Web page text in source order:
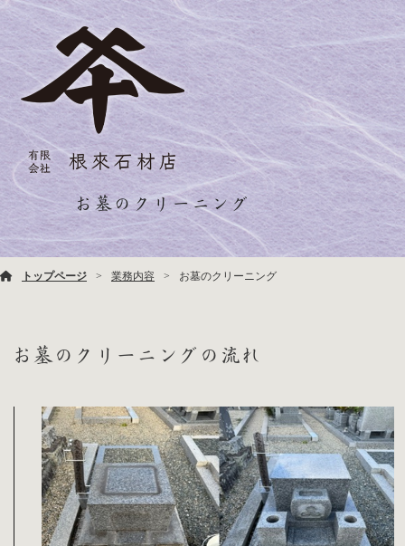
お墓のクリーニング
トップページ 業務内容 お墓のクリーニング
お墓のクリーニングの流れ